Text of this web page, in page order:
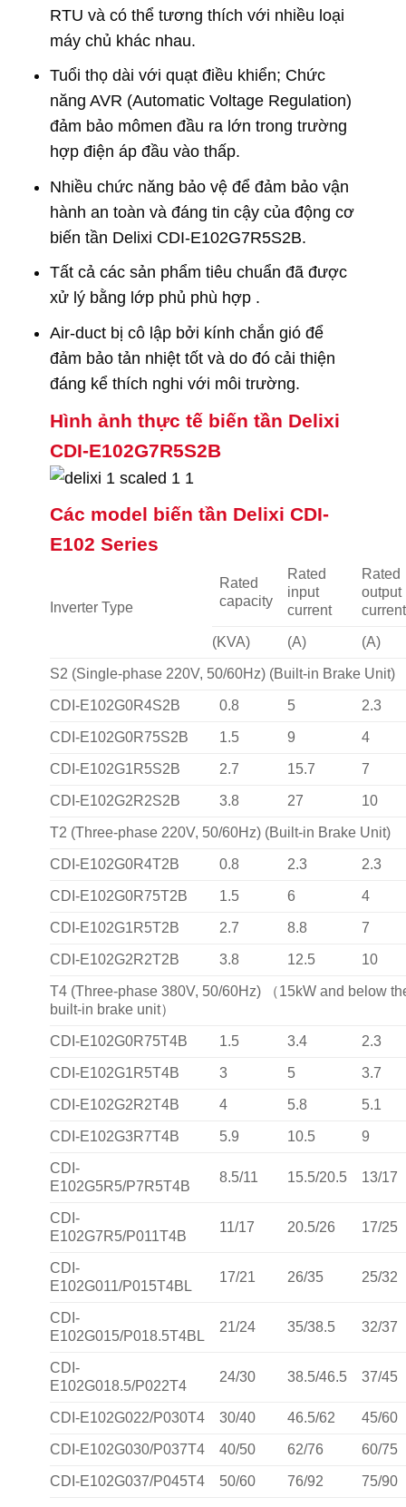
RTU và có thể tương thích với nhiều loại
máy chủ khác nhau.
Tuổi thọ dài với quạt điều khiển; Chức
năng AVR (Automatic Voltage Regulation)
đảm bảo mômen đầu ra lớn trong trường
hợp điện áp đầu vào thấp.
Nhiều chức năng bảo vệ để đảm bảo vận
hành an toàn và đáng tin cậy của động cơ
biến tần Delixi CDI-E102G7R5S2B.
Tất cả các sản phẩm tiêu chuẩn đã được
xử lý bằng lớp phủ phù hợp .
Air-duct bị cô lập bởi kính chắn gió để
đảm bảo tản nhiệt tốt và do đó cải thiện
đáng kể thích nghi với môi trường.
Hình ảnh thực tế biến tần Delixi
CDI-E102G7R5S2B
Các model biến tần Delixi CDI-
E102 Series
Inverter Type
Rated
capacity
Rated
input
current
Rated
output
current
(KVA) (A) (A)
S2 (Single-phase 220V, 50/60Hz) (Built-in Brake Unit)
CDI-E102G0R4S2B 0.8 5 2.3
CDI-E102G0R75S2B 1.5 9 4
CDI-E102G1R5S2B 2.7 15.7 7
CDI-E102G2R2S2B 3.8 27 10
T2 (Three-phase 220V, 50/60Hz) (Built-in Brake Unit)
CDI-E102G0R4T2B 0.8 2.3 2.3
CDI-E102G0R75T2B 1.5 6 4
CDI-E102G1R5T2B 2.7 8.8 7
CDI-E102G2R2T2B 3.8 12.5 10
T4 (Three-phase 380V, 50/60Hz) （15kW and below
built-in brake unit）
CDI-E102G0R75T4B 1.5 3.4 2.3
CDI-E102G1R5T4B 3 5 3.7
CDI-E102G2R2T4B 4 5.8 5.1
CDI-E102G3R7T4B 5.9 10.5 9
CDI-
E102G5R5/P7R5T4B
8.5/11 15.5/20.5 13/17
CDI-
E102G7R5/P011T4B
11/17 20.5/26 17/25
CDI-
E102G011/P015T4BL
17/21 26/35 25/32
CDI-
E102G015/P018.5T4BL
21/24 35/38.5 32/37
CDI-
E102G018.5/P022T4
24/30 38.5/46.5 37/45
CDI-E102G022/P030T4 30/40 46.5/62 45/60
CDI-E102G030/P037T4 40/50 62/76 60/75
CDI-E102G037/P045T4 50/60 76/92 75/90